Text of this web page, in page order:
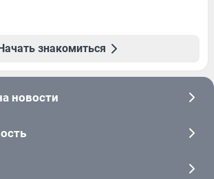
знакомиться
новости